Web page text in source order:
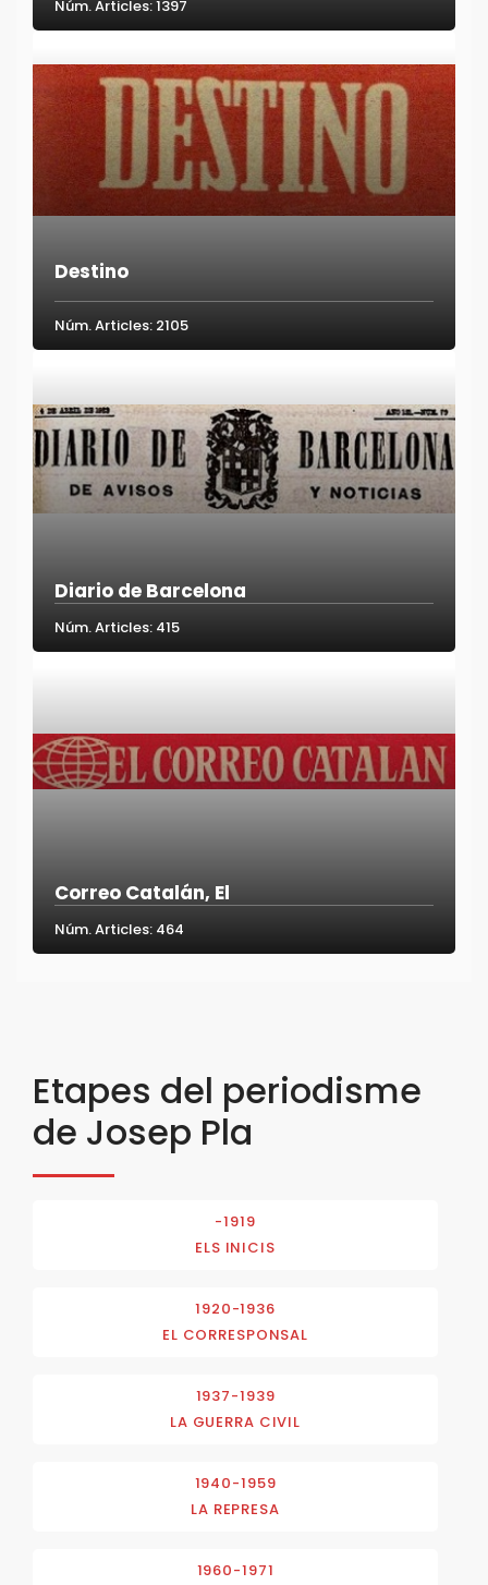
Núm. Articles: 1397
Destino
Núm. Articles: 2105
Diario de Barcelona
Núm. Articles: 415
Correo Catalán, El
Núm. Articles: 464
Etapes del periodisme
de Josep Pla
-1919
ELS INICIS
1920-1936
EL CORRESPONSAL
1937-1939
LA GUERRA CIVIL
1940-1959
LA REPRESA
1960-1971